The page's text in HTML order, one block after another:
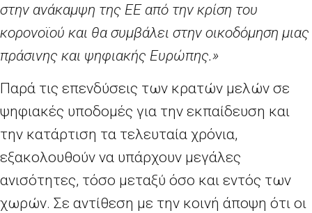
στην ανάκαμψη της ΕΕ από την κρίση του
κορονοϊού και θα συμβάλει στην οικοδόμηση μιας
πράσινης και ψηφιακής Ευρώπης.»
Παρά τις επενδύσεις των κρατών μελών σε
ψηφιακές υποδομές για την εκπαίδευση και
την κατάρτιση τα τελευταία χρόνια,
εξακολουθούν να υπάρχουν μεγάλες
ανισότητες, τόσο μεταξύ όσο και εντός των
χωρών. Σε αντίθεση με την κοινή άποψη ότι οι